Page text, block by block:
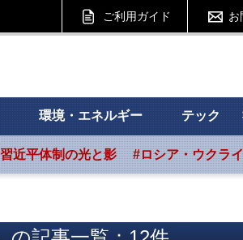
ご利用ガイド お
イト
環境・エネルギー テック
近平体制の光と影 #ロシア・ウクラ